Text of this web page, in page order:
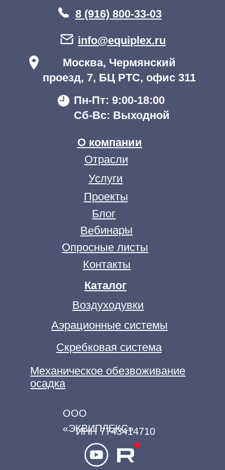
×
Получить гайд